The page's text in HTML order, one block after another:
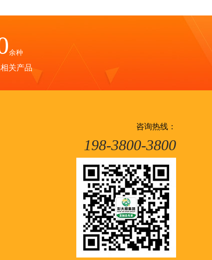
余种
关产品
咨询热线：
198-3800-3800